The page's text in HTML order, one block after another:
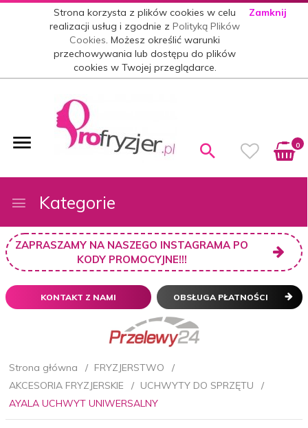
Strona korzysta z plików cookies w celu
realizacji usług i zgodnie zPolityką Plików
Cookies. Możesz określić warunki
przechowywania lub dostępu do plików
cookies w Twojej przeglądarce.
Zamknij
0
Kategorie
ZAPRASZAMY NA NASZEGO INSTAGRAMA PO
KODY PROMOCYJNE!!!
KONTAKT Z NAMI OBSŁUGA PŁATNOŚCI
Strona główna
FRYZJERSTWO
AKCESORIA FRYZJERSKIE
UCHWYTY DO SPRZĘTU
AYALA UCHWYT UNIWERSALNY